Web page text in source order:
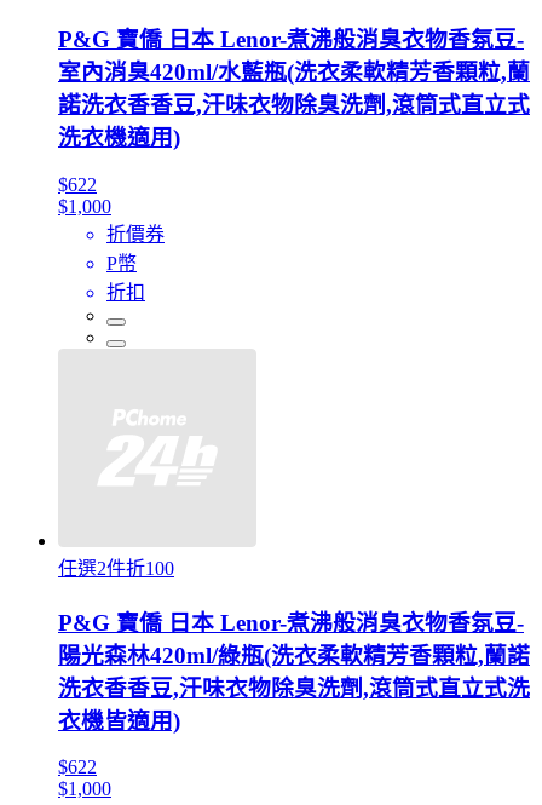
P&G 寶僑 日本 Lenor-煮沸般消臭衣物香氛豆-
室內消臭420ml/水藍瓶(洗衣柔軟精芳香顆粒,蘭
諾洗衣香香豆,汗味衣物除臭洗劑,滾筒式直立式
洗衣機適用)
$622
$1,000
折價券
P幣
折扣
任選2件折100
P&G 寶僑 日本 Lenor-煮沸般消臭衣物香氛豆-
陽光森林420ml/綠瓶(洗衣柔軟精芳香顆粒,蘭諾
洗衣香香豆,汗味衣物除臭洗劑,滾筒式直立式洗
衣機皆適用)
$622
$1,000